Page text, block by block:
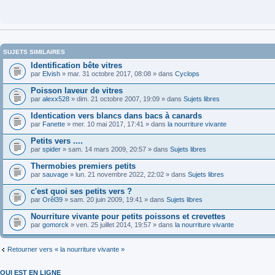
SUJETS SIMILAIRES
Identification bête vitres
par Elvish » mar. 31 octobre 2017, 08:08 » dans Cyclops
Poisson laveur de vitres
par alexx528 » dim. 21 octobre 2007, 19:09 » dans Sujets libres
Identication vers blancs dans bacs à canards
par Fanette » mer. 10 mai 2017, 17:41 » dans la nourriture vivante
Petits vers ....
par spider » sam. 14 mars 2009, 20:57 » dans Sujets libres
Thermobies premiers petits
par sauvage » lun. 21 novembre 2022, 22:02 » dans Sujets libres
c'est quoi ses petits vers ?
par Orêl39 » sam. 20 juin 2009, 19:41 » dans Sujets libres
Nourriture vivante pour petits poissons et crevettes
par gomorck » ven. 25 juillet 2014, 19:57 » dans la nourriture vivante
Retourner vers « la nourriture vivante »
QUI EST EN LIGNE